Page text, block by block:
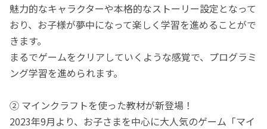
魅力的なキャラクターや本格的なストーリー設定となって
おり、お子様が夢中になって楽しく学習を進めることがで
きます。
まるでゲームをクリアしていくような感覚で、プログラミ
ング学習を進められます。
② マインクラフトを使った教材が新登場！
2023年9月より、お子さまを中心に大人気のゲーム「マイ